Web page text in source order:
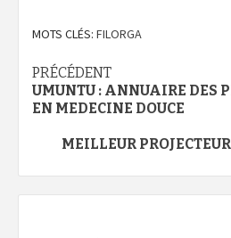
MOTS CLÉS: FILORGA
Navigation
d’article
PRÉCÉDENT
UMUNTU : ANNUAIRE DES
EN MEDECINE DOUCE
MEILLEUR